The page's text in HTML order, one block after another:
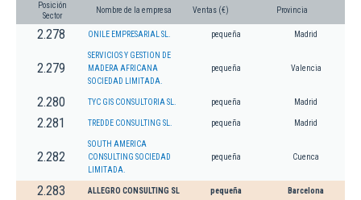
Posición
Sector
Nombre de la empresa Ventas (€) Provincia
2.278 ONILE EMPRESARIAL SL. pequeña Madrid
2.279
SERVICIOS Y GESTION DE
MADERA AFRICANA
SOCIEDAD LIMITADA.
pequeña Valencia
2.280 TYC GIS CONSULTORIA SL. pequeña Madrid
2.281 TREDDE CONSULTING SL. pequeña Madrid
2.282
SOUTH AMERICA
CONSULTING SOCIEDAD
LIMITADA.
pequeña Cuenca
2.283 ALLEGRO CONSULTING SL pequeña Barcelona